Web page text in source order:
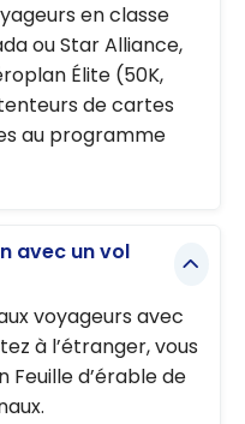
en classe
ou Star Alliance,
Élite (50K,
de cartes
au programme
avec un vol
voyageurs avec
à l’étranger, vous
Feuille d’érable de